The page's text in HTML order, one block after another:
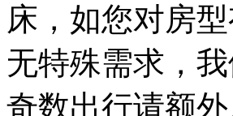
床，如您对房
无特殊需求，
奇数出行请额